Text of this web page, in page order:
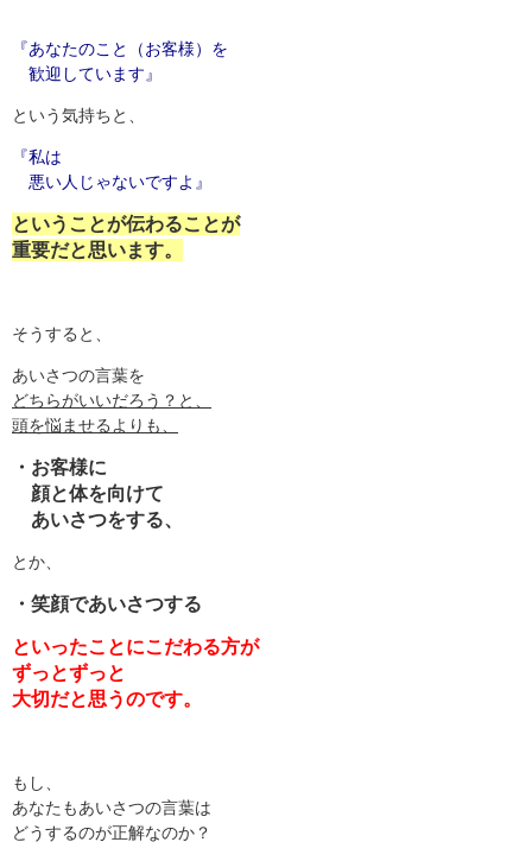
『あなたのこと（お客様）を
歓迎しています』
という気持ちと、
『私は
悪い人じゃないですよ』
ということが伝わることが
重要だと思います。
そうすると、
あいさつの言葉を
どちらがいいだろう？と、
頭を悩ませるよりも、
・お客様に
顔と体を向けて
あいさつをする、
とか、
・笑顔であいさつする
といったことにこだわる方が
ずっとずっと
大切だと思うのです。
もし、
あなたもあいさつの言葉は
どうするのが正解なのか？